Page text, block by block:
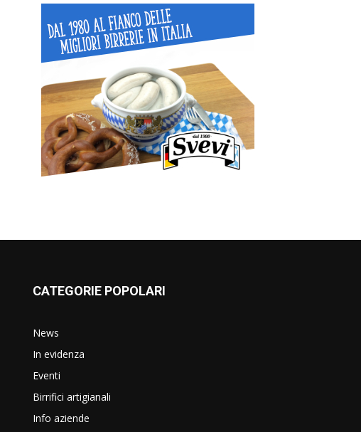
CATEGORIE POPOLARI
News
In evidenza
Eventi
Birrifici artigianali
Info aziende